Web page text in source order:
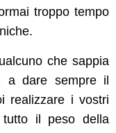
troppo tempo
che sappia
a dare sempre il
realizzare i vostri
tutto il peso della